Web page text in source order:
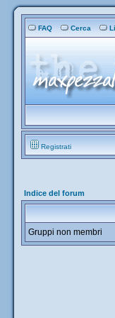
FAQ Cerca
Registrati
Indice del forum
Gruppi non membri